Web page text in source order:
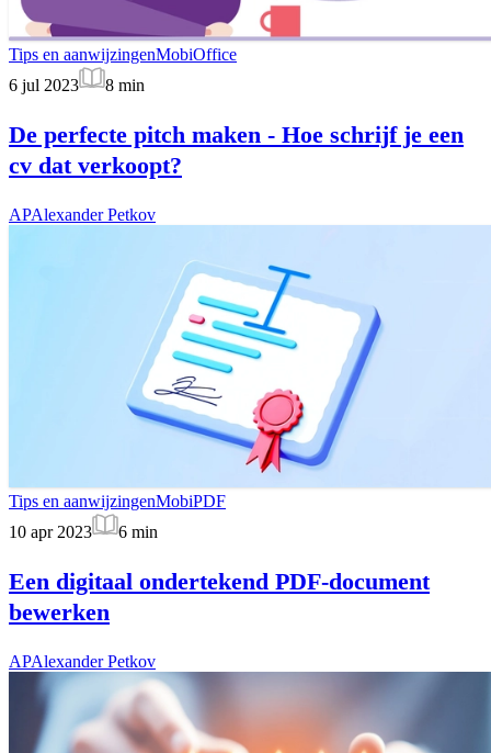
Tips en aanwijzingenMobiOffice
6 jul 2023
8 min
De perfecte pitch maken - Hoe schrijf je een
cv dat verkoopt?
APAlexander Petkov
Tips en aanwijzingenMobiPDF
10 apr 2023
6 min
Een digitaal ondertekend PDF-document
bewerken
APAlexander Petkov